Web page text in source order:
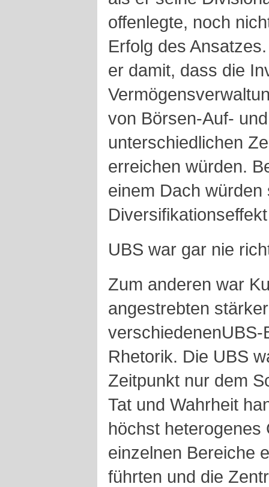
offenlegte, noch
Erfolg des
er damit, dass die
von Börsen-Auf-
unterschiedlichen
erreichen würden.
einem Dach
UBS war gar nie
Zum anderen war
angestrebten
Rhetorik. Die UBS
Zeitpunkt nur dem
Tat und Wahrheit
höchst heterogenes
einzelnen Bereiche
führten und die